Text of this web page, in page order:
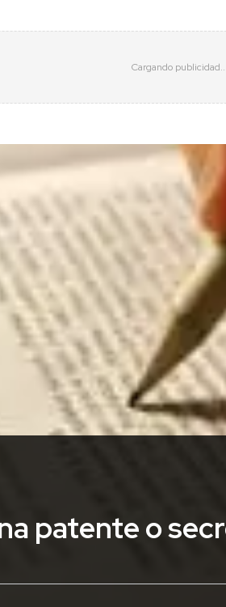
patente o